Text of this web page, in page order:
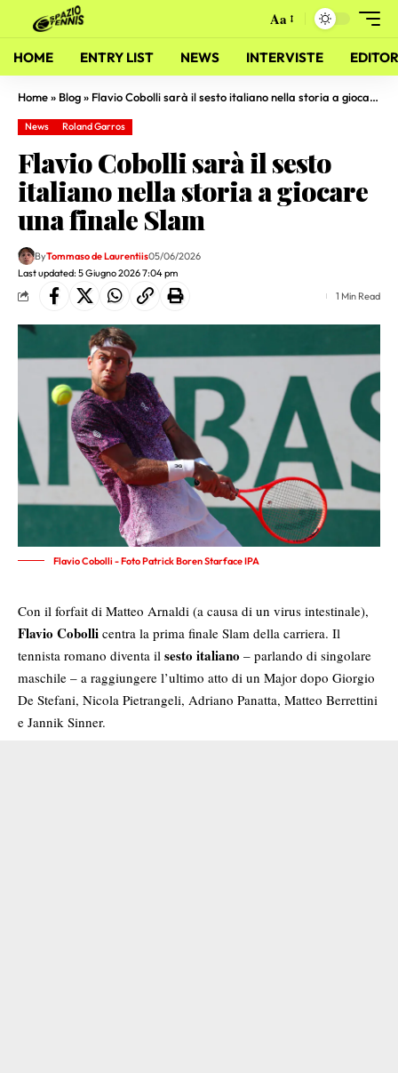
Aa
HOME ENTRY LIST NEWS INTERVISTE
Home» Blog» Flavio Cobolli sarà il sesto italiano nella storia a giocare una finale Slam
News Roland Garros
Flavio Cobolli sarà il sesto
italiano nella storia a giocare
una finale Slam
Last updated: 5 Giugno 2026 7:04 pm
ByTommaso de Laurentiis05/06/2026
1 Min Read
Flavio Cobolli - Foto Patrick Boren Starface IPA
Con il forfait di Matteo Arnaldi (a causa di un virus intestinale),
Flavio Cobolli centra la prima finale Slam della carriera. Il
tennista romano diventa il sesto italiano – parlando di singolare
maschile – a raggiungere l’ultimo atto di un Major dopo Giorgio
De Stefani, Nicola Pietrangeli, Adriano Panatta, Matteo Berrettini
e Jannik Sinner.